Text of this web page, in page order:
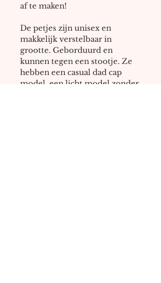
af te maken!
De petjes zijn unisex en
makkelijk verstelbaar in
grootte. Geborduurd en
kunnen tegen een stootje. Ze
hebben een casual dad cap
model, een licht model zonder